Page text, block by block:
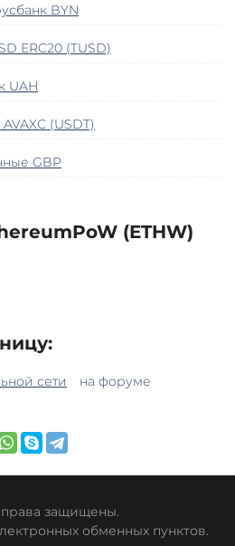
BYN
ERC20 (TUSD)
UAH
(USDT)
GBP
(ETHW)
сети
на форуме
права защищены.
обменных пунктов.